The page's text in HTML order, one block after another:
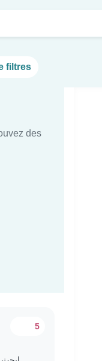
filtres
des
5